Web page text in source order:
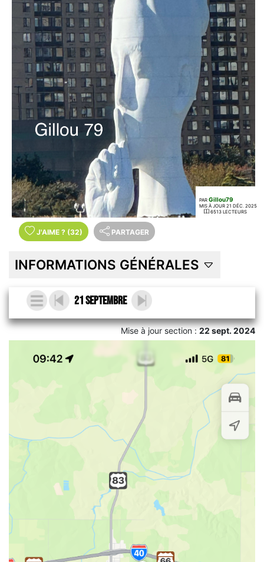
PAR Gillou79
MIS À JOUR 21 DÉC. 2025
6513 LECTEURS
J'AIME ? (32) PARTAGER
INFORMATIONS GÉNÉRALES
21 Septembre
Mise à jour section :22 sept. 2024